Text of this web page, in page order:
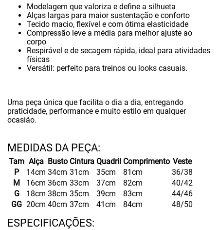
Modelagem que valoriza e define a silhueta
Alças largas para maior sustentação e conforto
Tecido macio, flexível e com ótima elasticidade
Compressão leve a média para melhor ajuste ao
corpo
Respirável e de secagem rápida, ideal para atividades
físicas
Versátil: perfeito para treinos ou looks casuais.
Uma peça única que facilita o dia a dia, entregando
praticidade, performance e muito estilo em qualquer
ocasião.
ESPECIFICAÇÕES
Tam Alça Busto Cintura Quadril Comprimento Veste
P
14cm 34cm 31cm 35cm 81cm
36/38
M
16cm 36cm 33cm 37cm 82cm
40/42
G
18cm 38cm 35cm 39cm 83cm
44/46
GG 20cm 40cm 37cm 41cm 84cm 48/50